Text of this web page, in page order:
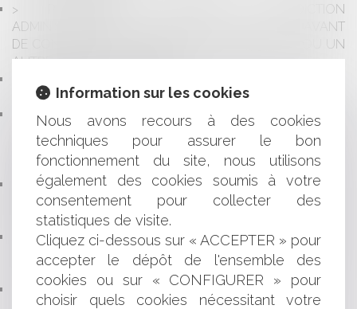
POSSIBILITÉ DE SAISIR LA JURIDICTION
ADMINISTRATIVE PAR COURRIER ÉLECTRONIQUE AVANT
DE CONFIRMER LA REQUÊTE VIA TÉLÉRECOURS OU UN
AUTRE MOYEN DE SAISINE
ATTENTION À LA CONCURRENCE DÉLOYALE !
LOI LITTORAL - ARTICLE L. 121-8 DU CODE DE
L’URBANISME MODIFIÉ PAR L’ARTICLE 42 DE LA LOI ELAN
: PRÉCISIONS SUR LA NOTION DE « SECTEURS DÉJÀ
URBANISÉS »
L’INTERRUPTION DE LA PRESCRIPTION DU TITRE DE
CRÉANCE PAR LE COMMANDEMENT DE SAISIE
IMMOBILIÈRE ET SES ALÉAS
L’OBLIGATION DE SÉCURITÉ DE L'EMPLOYEUR
COMPREND LA PRISE EN COMPTE DE LA CHARGE DE
TRAVAIL DU SALARIÉ
GARANTIE RC DÉCENNALE ET DÉSORDRES
Information sur les cookies
Nous avons recours à des cookies
techniques pour assurer le bon
fonctionnement du site, nous utilisons
également des cookies soumis à votre
consentement pour collecter des
statistiques de visite.
Cliquez ci-dessous sur « ACCEPTER » pour
accepter le dépôt de l'ensemble des
cookies ou sur « CONFIGURER » pour
choisir quels cookies nécessitant votre